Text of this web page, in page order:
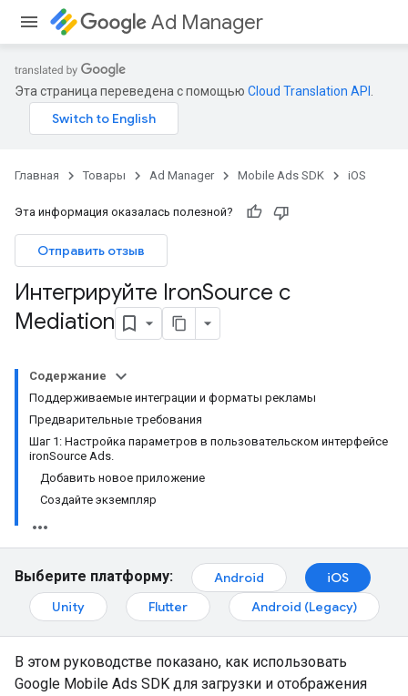
Ad Manager
Эта страница переведена с помощью Cloud Translation API
Главная Товары Ad Manager Mobile Ads SDK iOS
Эта информация оказалась полезной?
Отправить отзыв
Интегрируйте IronSource с
Mediation
Содержание
Поддерживаемые интеграции и форматы рекламы
Предварительные требования
Шаг 1: Настройка параметров в пользовательском интерфейсе
ironSource Ads.
Добавить новое приложение
Создайте экземпляр
Выберите платформу: Android
iOS
Unity
Flutter Android (Legacy)
В этом руководстве показано, как использовать
Google Mobile Ads SDK для загрузки и отображения